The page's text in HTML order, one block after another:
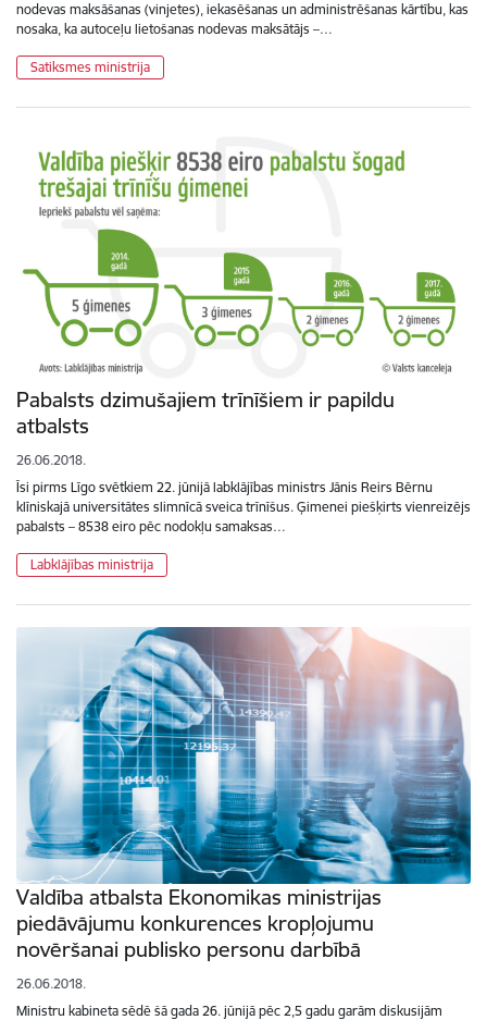
nodevas maksāšanas (vinjetes), iekasēšanas un administrēšanas kārtību, kas
nosaka, ka autoceļu lietošanas nodevas maksātājs –…
Satiksmes ministrija
Pabalsts dzimušajiem trīnīšiem ir papildu
atbalsts
26.06.2018.
Īsi pirms Līgo svētkiem 22. jūnijā labklājības ministrs Jānis Reirs Bērnu
klīniskajā universitātes slimnīcā sveica trīnīšus. Ģimenei piešķirts vienreizējs
pabalsts – 8538 eiro pēc nodokļu samaksas…
Labklājības ministrija
Valdība atbalsta Ekonomikas ministrijas
piedāvājumu konkurences kropļojumu
novēršanai publisko personu darbībā
26.06.2018.
Ministru kabineta sēdē šā gada 26. jūnijā pēc 2,5 gadu garām diskusijām